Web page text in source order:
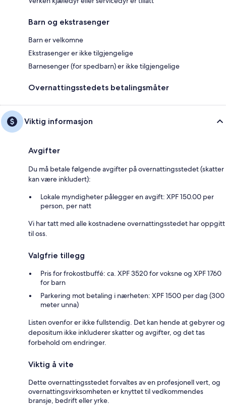
Barn og ekstrasenger
Barn er velkomne
Ekstrasenger er ikke tilgjengelige
Barnesenger (for spedbarn) er ikke tilgjengelige
Overnattingsstedets betalingsmåter
Viktig informasjon
Avgifter
Du må betale følgende avgifter på overnattingsstedet (skatter
kan være inkludert):
Lokale myndigheter pålegger en avgift: XPF 150.00 per
person, per natt
Vi har tatt med alle kostnadene overnattingsstedet har oppgitt
til oss.
Valgfrie tillegg
Pris for frokostbuffé: ca. XPF 3520 for voksne og XPF 1760
for barn
Parkering mot betaling i nærheten: XPF 1500 per dag (300
meter unna)
Listen ovenfor er ikke fullstendig. Det kan hende at gebyrer og
depositum ikke inkluderer skatter og avgifter, og det tas
forbehold om endringer.
Viktig å vite
Dette overnattingsstedet forvaltes av en profesjonell vert, og
overnattingsvirksomheten er knyttet til vedkommendes
bransje, bedrift eller yrke.